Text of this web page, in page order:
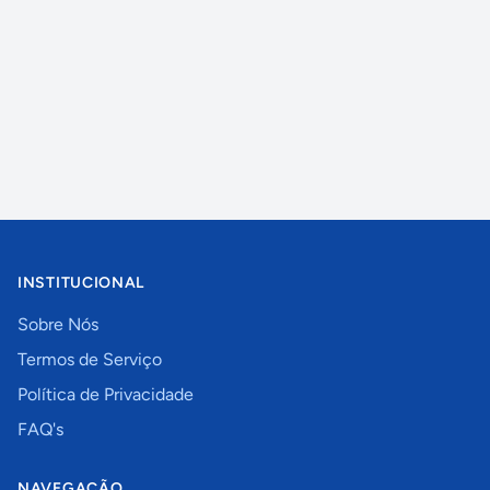
INSTITUCIONAL
Sobre Nós
Termos de Serviço
Política de Privacidade
FAQ's